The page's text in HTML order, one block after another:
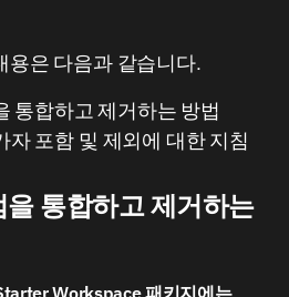
용은 다음과 같습니다.
통합하고 제거하는 방법
포함 및 제외에 대한 지침
통합하고 제거하는
Workspace 패키지에는